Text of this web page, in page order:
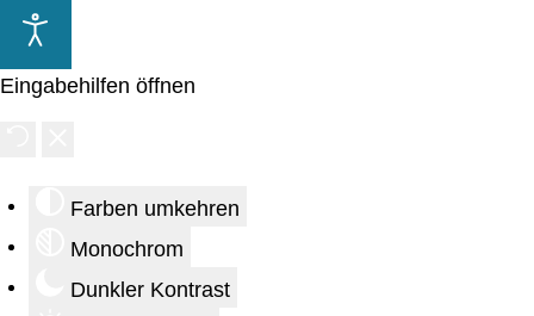
Eingabehilfen öffnen
Farben umkehren
Monochrom
Dunkler Kontrast